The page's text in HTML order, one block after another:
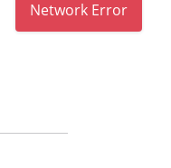
Network Error